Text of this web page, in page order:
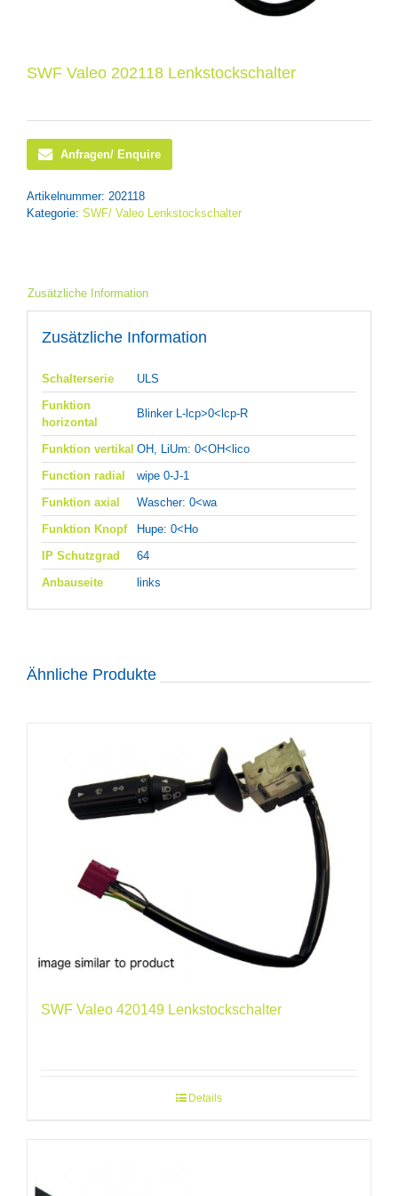
SWF Valeo 202118 Lenkstockschalter
Anfragen/ Enquire
Artikelnummer: 202118
Kategorie: SWF/ Valeo Lenkstockschalter
Zusätzliche Information
Zusätzliche Information
Schalterserie
ULS
Funktion
horizontal
Blinker L-lcp>0<lcp-R
Funktion vertikal OH, LiUm: 0<OH<lico
Function radial
wipe 0-J-1
Funktion axial
Wascher: 0<wa
Funktion Knopf
Hupe: 0<Ho
IP Schutzgrad
64
Anbauseite
links
Ähnliche Produkte
SWF Valeo 420149 Lenkstockschalter
Details